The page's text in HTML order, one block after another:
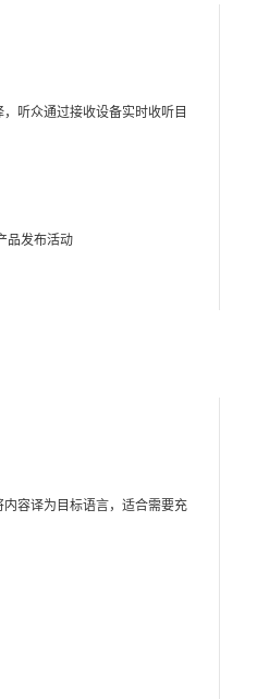
听众通过接收设备实时收听目
品发布活动
容译为目标语言，适合需要充